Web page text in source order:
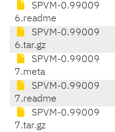
SPVM-0.99009
6.readme
SPVM-0.99009
6.tar.gz
SPVM-0.99009
7.meta
SPVM-0.99009
7.readme
SPVM-0.99009
7.tar.gz